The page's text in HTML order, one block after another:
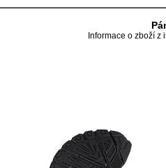
Informace o zboží z